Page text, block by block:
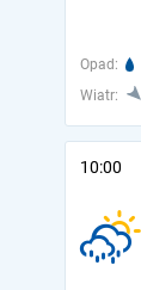
Opad:
Wiatr:
10:00